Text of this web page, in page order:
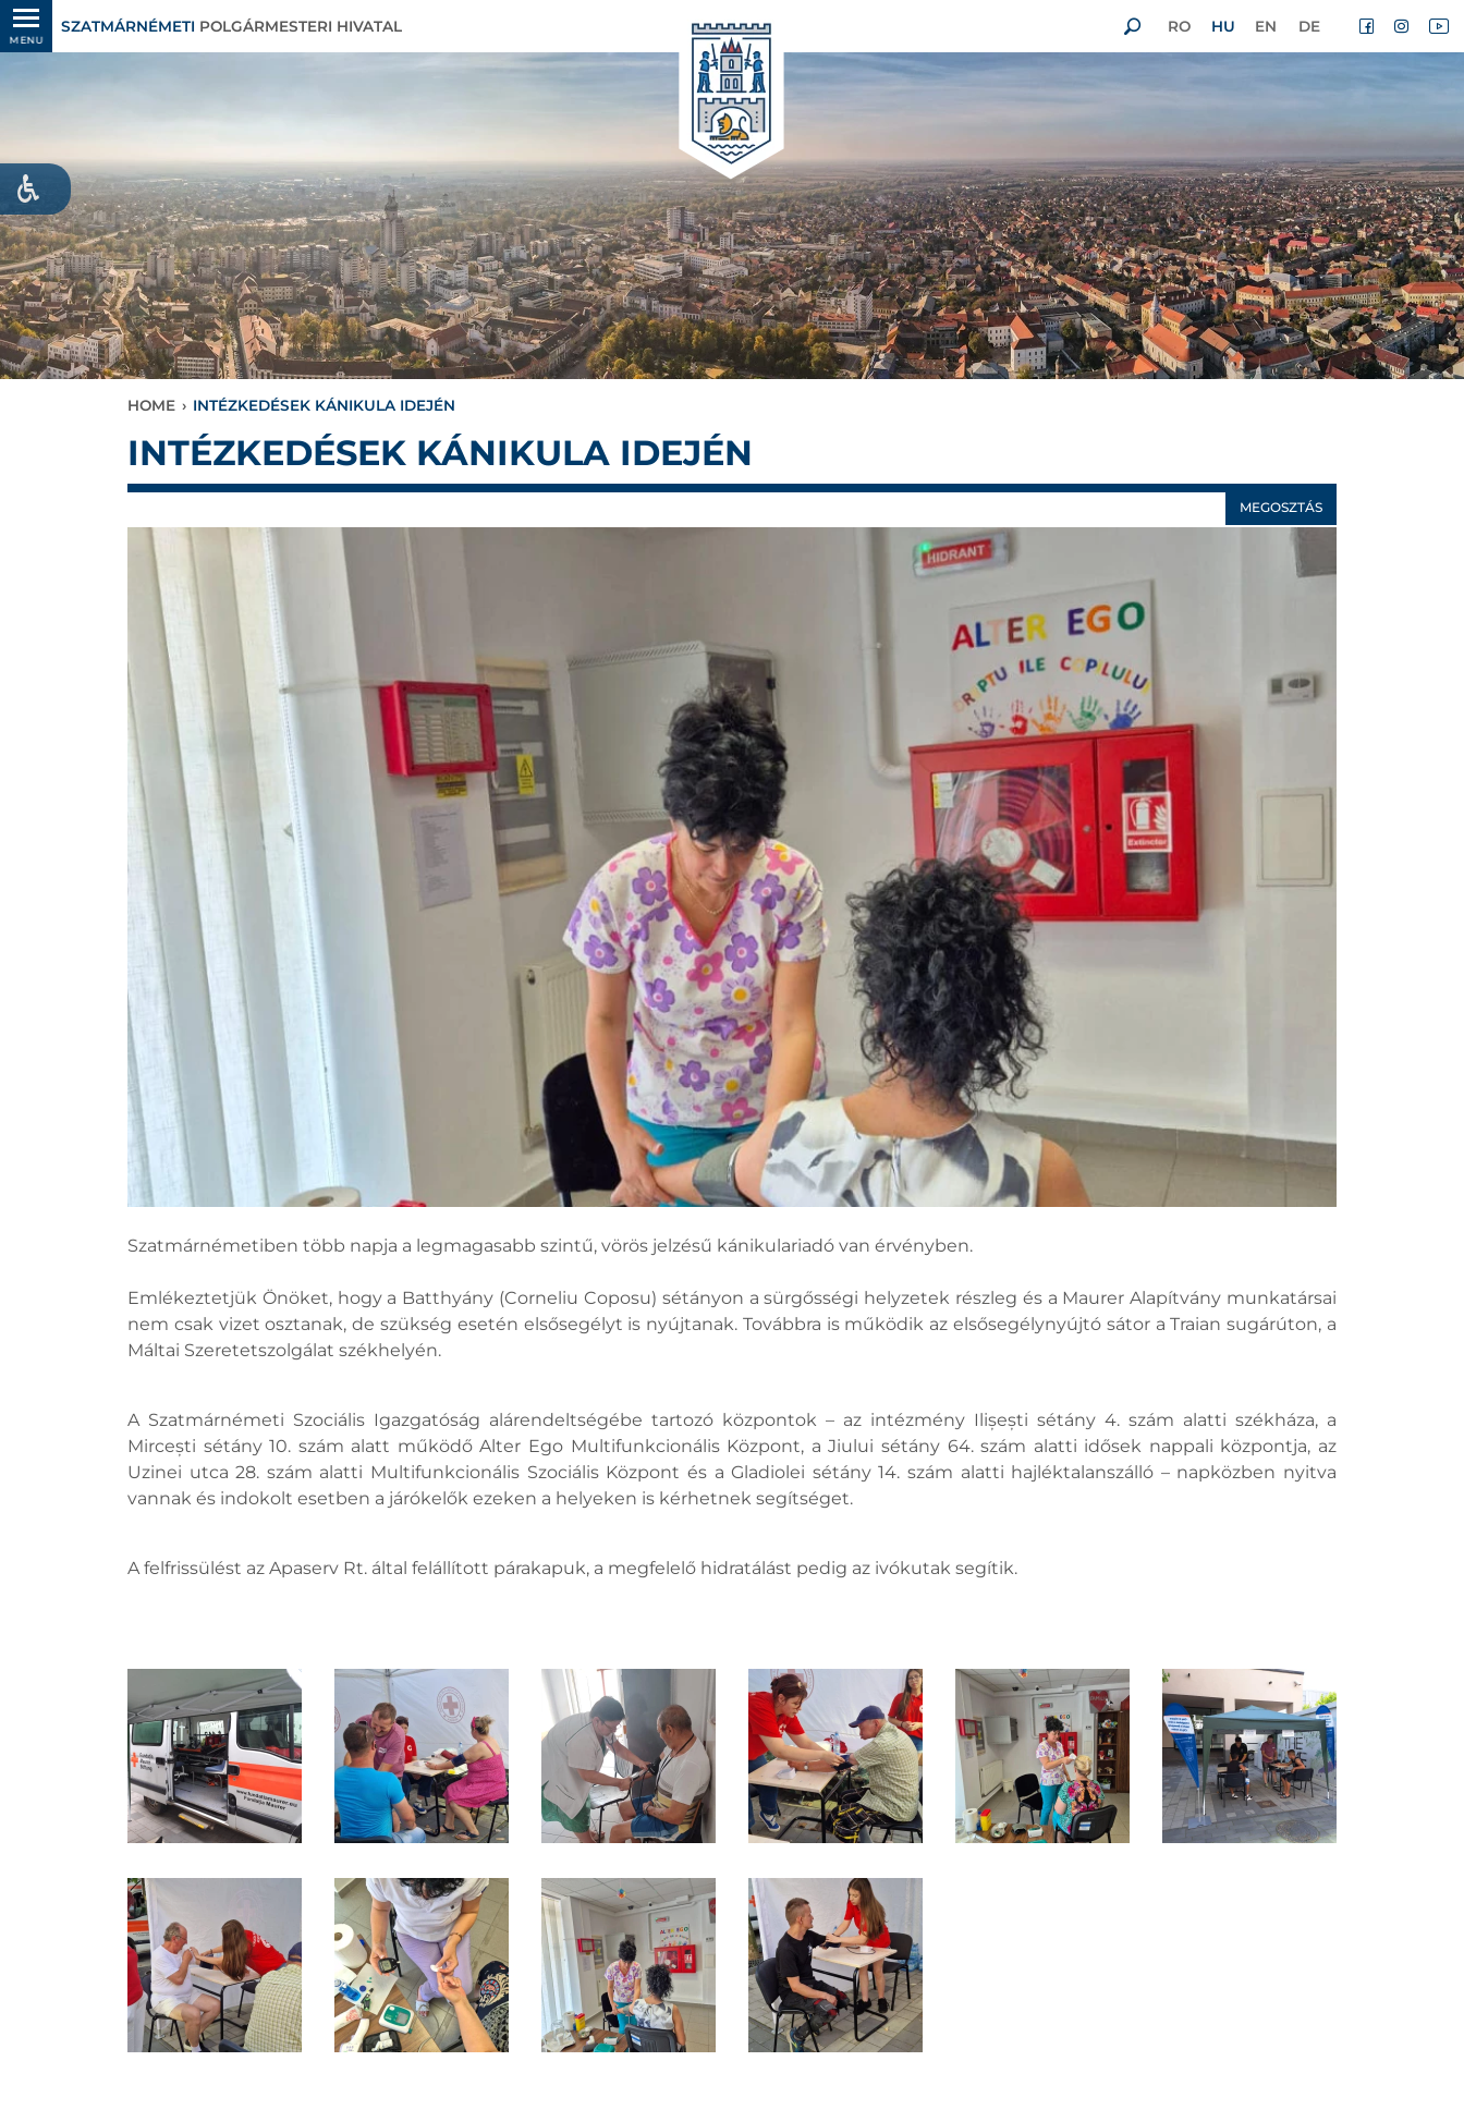
MENU
SZATMÁRNÉMETI POLGÁRMESTERI HIVATAL RO HU EN DE
HOME › INTÉZKEDÉSEK KÁNIKULA IDEJÉN
INTÉZKEDÉSEK KÁNIKULA IDEJÉN
MEGOSZTÁS
Szatmárnémetiben több napja a legmagasabb szintű, vörös jelzésű kánikulariadó van érvényben.
Emlékeztetjük Önöket, hogy a Batthyány (Corneliu Coposu) sétányon a sürgősségi helyzetek részleg és a Maurer Alapítvány munkatársai
nem csak vizet osztanak, de szükség esetén elsősegélyt is nyújtanak. Továbbra is működik az elsősegélynyújtó sátor a Traian sugárúton, a
Máltai Szeretetszolgálat székhelyén.
A Szatmárnémeti Szociális Igazgatóság alárendeltségébe tartozó központok – az intézmény Ilișești sétány 4. szám alatti székháza, a
Mircești sétány 10. szám alatt működő Alter Ego Multifunkcionális Központ, a Jiului sétány 64. szám alatti idősek nappali központja, az
Uzinei utca 28. szám alatti Multifunkcionális Szociális Központ és a Gladiolei sétány 14. szám alatti hajléktalanszálló – napközben nyitva
vannak és indokolt esetben a járókelők ezeken a helyeken is kérhetnek segítséget.
A felfrissülést az Apaserv Rt. által felállított párakapuk, a megfelelő hidratálást pedig az ivókutak segítik.